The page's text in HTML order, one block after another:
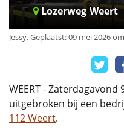
Lozerweg Weert
Jessy.Geplaatst: 09 mei 2026
WEERT -
uitgebroken bij een
112 Weert.